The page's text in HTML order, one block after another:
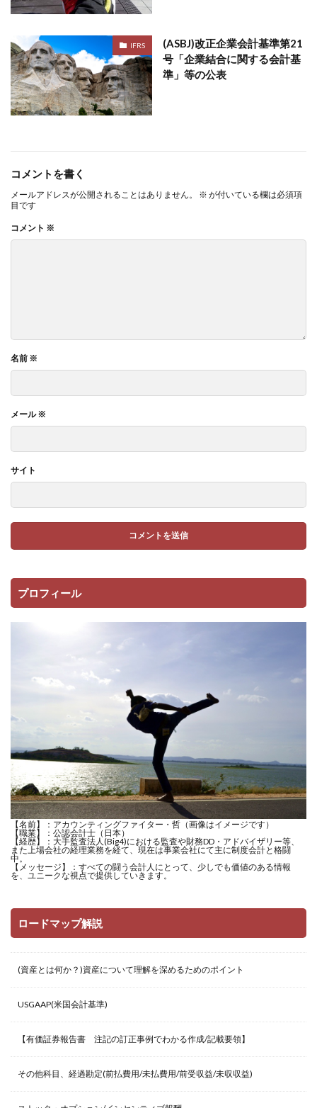
IFRS
(ASBJ)改正企業会計基準第21
号「企業結合に関する会計基
準」等の公表
コメントを書く
メールアドレスが公開されることはありません。 ※ が付いている欄は必須項
目です
コメント ※
名前 ※
メール※
サイト
プロフィール
【名前】：アカウンティングファイター・哲（画像はイメージです）
【職業】：公認会計士（日本）
【経歴】：大手監査法人(Big4)における監査や財務DD・アドバイザリー等、
また上場会社の経理業務を経て、現在は事業会社にて主に制度会計と格闘
中。
【メッセージ】：すべての闘う会計人にとって、少しでも価値のある情報
を、ユニークな視点で提供していきます。
ロードマップ解説
(資産とは何か？)資産について理解を深めるためのポイント
USGAAP(米国会計基準)
【有価証券報告書 注記の訂正事例でわかる作成/記載要領】
その他科目、経過勘定(前払費用/未払費用/前受収益/未収収益)